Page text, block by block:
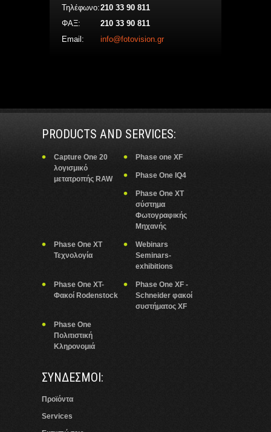
Τηλέφωνο:210 33 90 811
ΦΑΞ:
210 33 90 811
Email:
info@fotovision.gr
PRODUCTS AND SERVICES:
Capture One 20
λογισμικό
μετατροπής RAW
Phase one XF
Phase One IQ4
Phase One XT
σύστημα
Φωτογραφικής
Μηχανής
Phase One XT
Τεχνολογία
Webinars
Seminars-
exhibitions
Phase One XT-
Φακοί Rodenstock
Phase One XF -
Schneider φακοί
συστήματος XF
Phase One
Πολιτιστική
Κληρονομιά
ΣΥΝΔΕΣΜΟΙ:
Προϊόντα
Services